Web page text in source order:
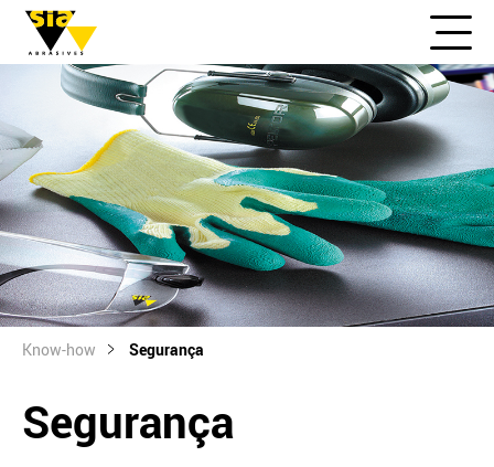
Know-how Segurança
Segurança